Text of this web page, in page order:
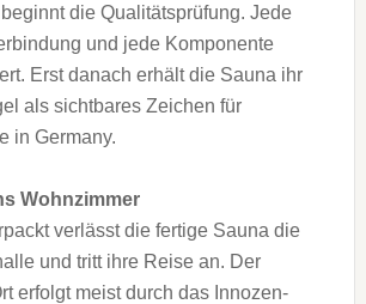
die Qualitätsprüfung. Jede
und jede Komponente
Erst danach erhält die Sauna ihr
als sichtbares Zeichen für
in Germany.
Wohnzimmer
verlässt die fertige Sauna die
und tritt ihre Reise an. Der
erfolgt meist durch das Innozen-